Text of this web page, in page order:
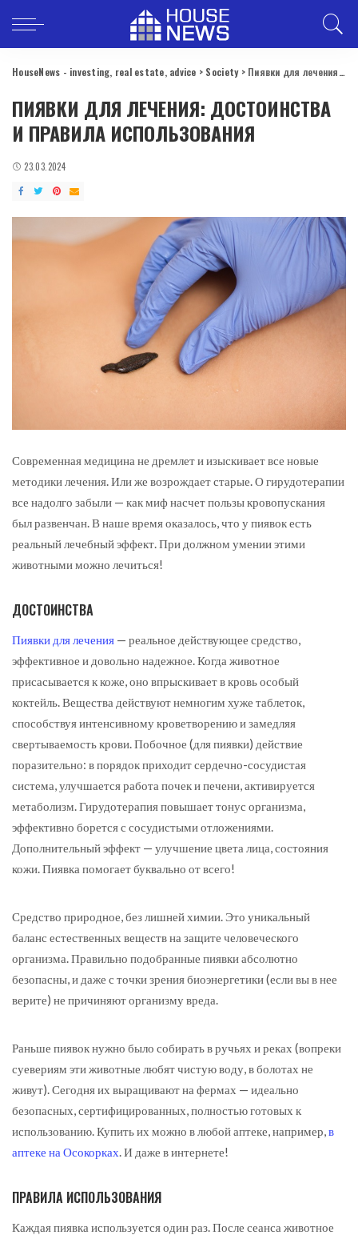
HouseNews - investing, real estate, advice > Society> Пиявки для лечения: достоинства и правила использования
ПИЯВКИ ДЛЯ ЛЕЧЕНИЯ: ДОСТОИНСТВА
И ПРАВИЛА ИСПОЛЬЗОВАНИЯ
23.03.2024
Современная медицина не дремлет и изыскивает все новые
методики лечения. Или же возрождает старые. О гирудотерапии
все надолго забыли — как миф насчет пользы кровопускания
был развенчан.В наше время оказалось, что у пиявок есть
реальный лечебный эффект. При должном умении этими
животными можно лечиться!
ДОСТОИНСТВА
Пиявки для лечения — реальное действующее средство,
эффективное и довольно надежное. Когда животное
присасывается к коже, оно впрыскивает в кровь особый
коктейль. Вещества действуют немногим хуже таблеток,
способствуя интенсивному кроветворению и замедляя
свертываемость крови. Побочное (для пиявки) действие
поразительно: в порядок приходит сердечно-сосудистая
система, улучшается работа почек и печени, активируется
метаболизм. Гирудотерапия повышает тонус организма,
эффективно борется с сосудистыми отложениями.
Дополнительный эффект — улучшение цвета лица, состояния
кожи. Пиявка помогает буквально от всего!
Средство природное, без лишней химии. Это уникальный
баланс естественных веществ на защите человеческого
организма. Правильно подобранные пиявки абсолютно
безопасны, и даже с точки зрения биоэнергетики (если вы в нее
верите) не причиняют организму вреда.
Раньше пиявок нужно было собирать в ручьях и реках (вопреки
суевериям эти животные любят чистую воду, в болотах не
живут). Сегодня их выращивают на фермах — идеально
безопасных, сертифицированных, полностью готовых к
использованию. Купить их можно в любой аптеке, например,в
аптеке на Осокорках. И даже в интернете!
ПРАВИЛА ИСПОЛЬЗОВАНИЯ
Каждая пиявка используется один раз. После сеанса животное